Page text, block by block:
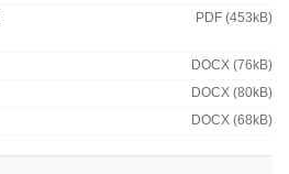
PDF (453kB)
DOCX (76kB)
DOCX (80kB)
DOCX (68kB)